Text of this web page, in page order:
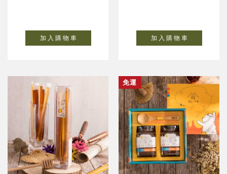
加 入 購 物 車 加 入 購 物 車
免運